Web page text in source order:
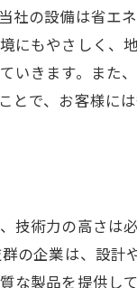
社の設備は省エ
にもやさしく、
いきます。また
とで、お客様に
技術力の高さは
群の企業は、設
な製品を提供し